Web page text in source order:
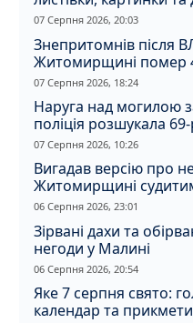
07 Серпня 2026, 20:03
Знепритомнів після
Житомирщині помер
07 Серпня 2026, 18:24
Наруга над могилою
поліція розшукала
07 Серпня 2026, 10:26
Вигадав версію про
Житомирщині
вбивство
06 Серпня 2026, 23:01
Зірвані дахи та
негоди у Малині
06 Серпня 2026, 20:54
Яке 7 серпня свято:
календар та